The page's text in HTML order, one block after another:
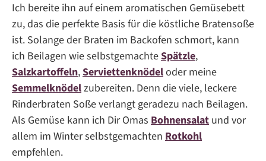
Ich bereite ihn auf einem aromatischen Gemüsebett
zu, das die perfekte Basis für die köstliche Bratensoße
ist. Solange der Braten im Backofen schmort, kann
ich Beilagen wie selbstgemachteSpätzle,
Salzkartoffeln,Serviettenknödeloder meine
Semmelknödelzubereiten. Denn die viele, leckere
Rinderbraten Soße verlangt geradezu nach Beilagen.
Als Gemüse kann ich Dir Omas Bohnensalat und vor
allem im Winter selbstgemachten Rotkohl
empfehlen.